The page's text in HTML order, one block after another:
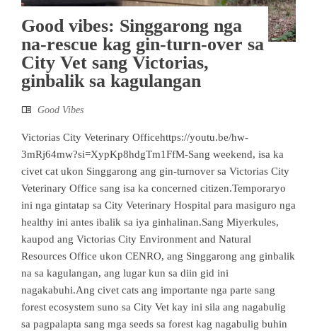
Good vibes: Singgarong nga
na-rescue kag gin-turn-over sa
City Vet sang Victorias,
ginbalik sa kagulangan
Good Vibes
Victorias City Veterinary Officehttps://youtu.be/hw-
3mRj64mw?si=XypKp8hdgTm1FfM-Sang weekend, isa ka
civet cat ukon Singgarong ang gin-turnover sa Victorias City
Veterinary Office sang isa ka concerned citizen.Temporaryo
ini nga gintatap sa City Veterinary Hospital para masiguro nga
healthy ini antes ibalik sa iya ginhalinan.Sang Miyerkules,
kaupod ang Victorias City Environment and Natural
Resources Office ukon CENRO, ang Singgarong ang ginbalik
na sa kagulangan, ang lugar kun sa diin gid ini
nagakabuhi.Ang civet cats ang importante nga parte sang
forest ecosystem suno sa City Vet kay ini sila ang nagabulig
sa pagpalapta sang mga seeds sa forest kag nagabulig buhin